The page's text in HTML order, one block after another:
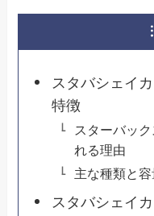
スタバシェイ
特徴
スターバッ
れる理由
主な種類と
スタバシェイ